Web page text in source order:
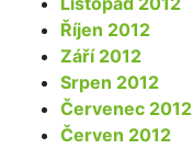
Říjen 2012
Září 2012
Srpen 2012
Červenec 2012
Červen 2012